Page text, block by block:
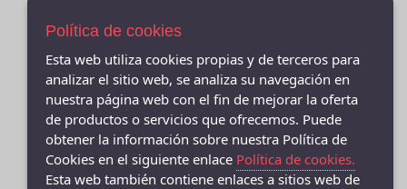
25
25-26
26
27
27-35
27.5
SKECHERS
VANS
VICTORIA
- (CEE ) AVDA.LINO RODRIGUEZ MADERO 9, Cee - 15270 (A
981706131
- (FISTERRA) C/ FEDERICO AVILA 7 BAJO (FINISTERRE), Fisterra
- 15155 (A Coruña)
981 74 0671
Política de cookies
Esta web utiliza cookies propias y de terceros para
analizar el sitio web, se analiza su navegación en
nuestra página web con el fin de mejorar la oferta
de productos o servicios que ofrecemos. Puede
obtener la información sobre nuestra Política de
Cookies en el siguiente enlace Política de cookies.
Esta web también contiene enlaces a sitios web de